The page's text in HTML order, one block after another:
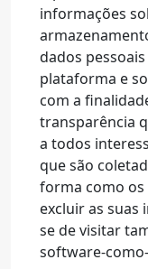
informações
dados
plataforma e
com a
transparência
a todos
que são
forma como
excluir as suas
se de visitar
software-